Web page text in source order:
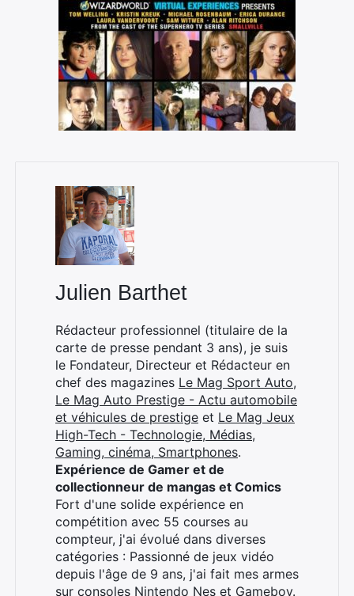
Julien Barthet
Rédacteur professionnel (titulaire de la
carte de presse pendant 3 ans), je suis
le Fondateur, Directeur et Rédacteur en
chef des magazines Le Mag Sport Auto,
Le Mag Auto Prestige - Actu automobile
et véhicules de prestige et Le Mag Jeux
High-Tech - Technologie, Médias,
Gaming, cinéma, Smartphones.
Expérience de Gamer et de
collectionneur de mangas et Comics
Fort d'une solide expérience en
compétition avec 55 courses au
compteur, j'ai évolué dans diverses
catégories : Passionné de jeux vidéo
depuis l'âge de 9 ans, j'ai fait mes armes
sur consoles Nintendo Nes et Gameboy.
Rechercher